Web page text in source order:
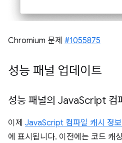
Chromium 문제 #1055875
성능 패널 업데이트
성능 패널의 JavaScript 컴
이제 JavaScript 컴파일 캐시 정보
에 표시됩니다. 이전에는 코드 캐